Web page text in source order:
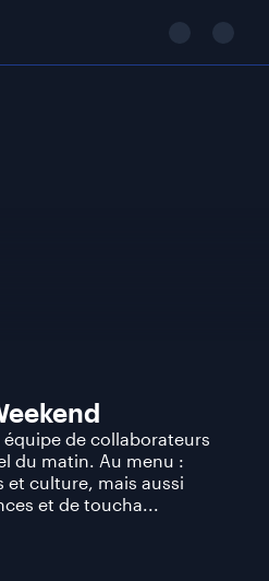
de collaborateurs
du matin. Au menu :
culture, mais aussi
et de toucha...